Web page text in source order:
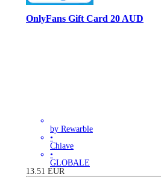
OnlyFans Gift Card 20 AUD
by Rewarble
•
Chiave
•
GLOBALE
13.51 EUR